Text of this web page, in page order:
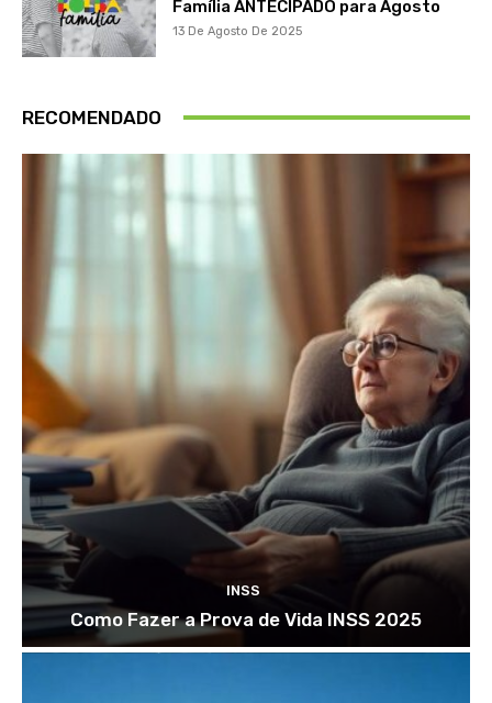
Família ANTECIPADO para Agosto
13 De Agosto De 2025
RECOMENDADO
INSS
Como Fazer a Prova de Vida INSS 2025